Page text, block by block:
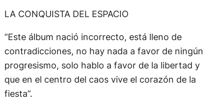
LA CONQUISTA DEL ESPACIO
“Este álbum nació incorrecto, está lleno de
contradicciones, no hay nada a favor de ningún
progresismo, solo hablo a favor de la libertad y
que en el centro del caos vive el corazón de la
fiesta”.